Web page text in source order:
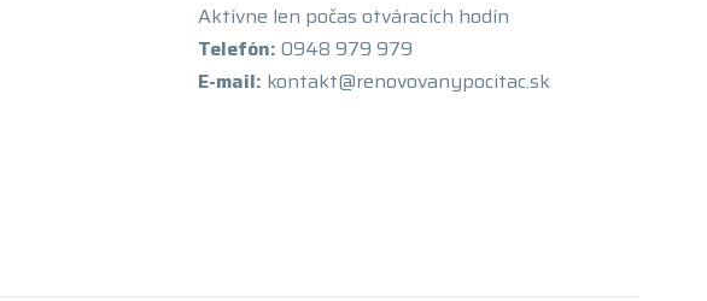
Aktívne len počas otváracích hodín
Telefón: 0948 979 979
E-mail: kontakt@renovovanypocitac.sk